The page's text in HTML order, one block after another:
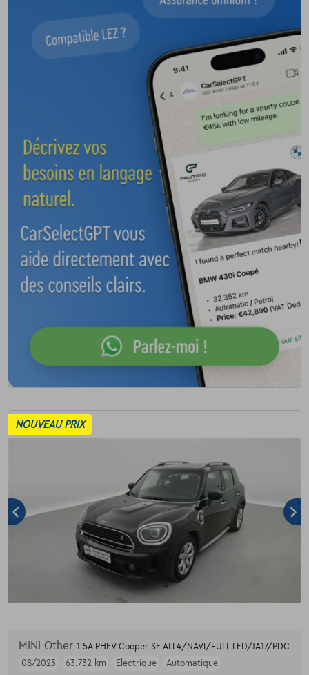
NOUVEAU PRIX
MINI Other 1.5A PHEV Cooper SE ALL4/NAVI/FULL LED/JA17/PDC
08/2023
63.732 km Electrique Automatique